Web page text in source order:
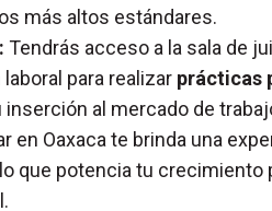
más altos estándares.
Tendrás acceso a la sala de
para realizar prácticas
al mercado de
en Oaxaca te brinda una
que potencia tu crecimiento